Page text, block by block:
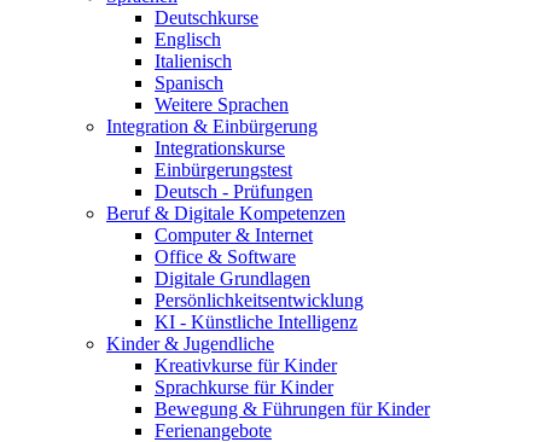
Deutschkurse
Englisch
Italienisch
Spanisch
Weitere Sprachen
Integration & Einbürgerung
Integrationskurse
Einbürgerungstest
Deutsch - Prüfungen
Beruf & Digitale Kompetenzen
Computer & Internet
Office & Software
Digitale Grundlagen
Persönlichkeitsentwicklung
KI - Künstliche Intelligenz
Kinder & Jugendliche
Kreativkurse für Kinder
Sprachkurse für Kinder
Bewegung & Führungen für Kinder
Ferienangebote